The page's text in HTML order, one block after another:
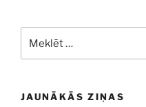
JAUNĀKĀS ZIŅAS